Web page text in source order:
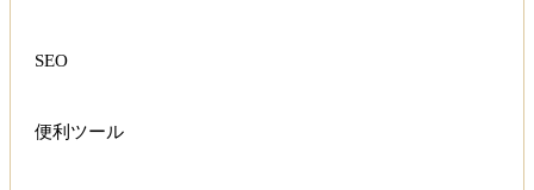
SEO
便利ツール